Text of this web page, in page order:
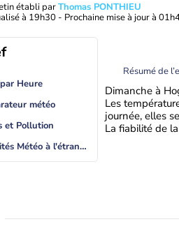
établi parThomas PONTHIEU
à 19h30 - Prochaine mise à jour à
Heure
météo
et Pollution
Actualités Météo à l'étranger
Résumé de
Dimanche à
Les
journée, elles
La fiabilité de